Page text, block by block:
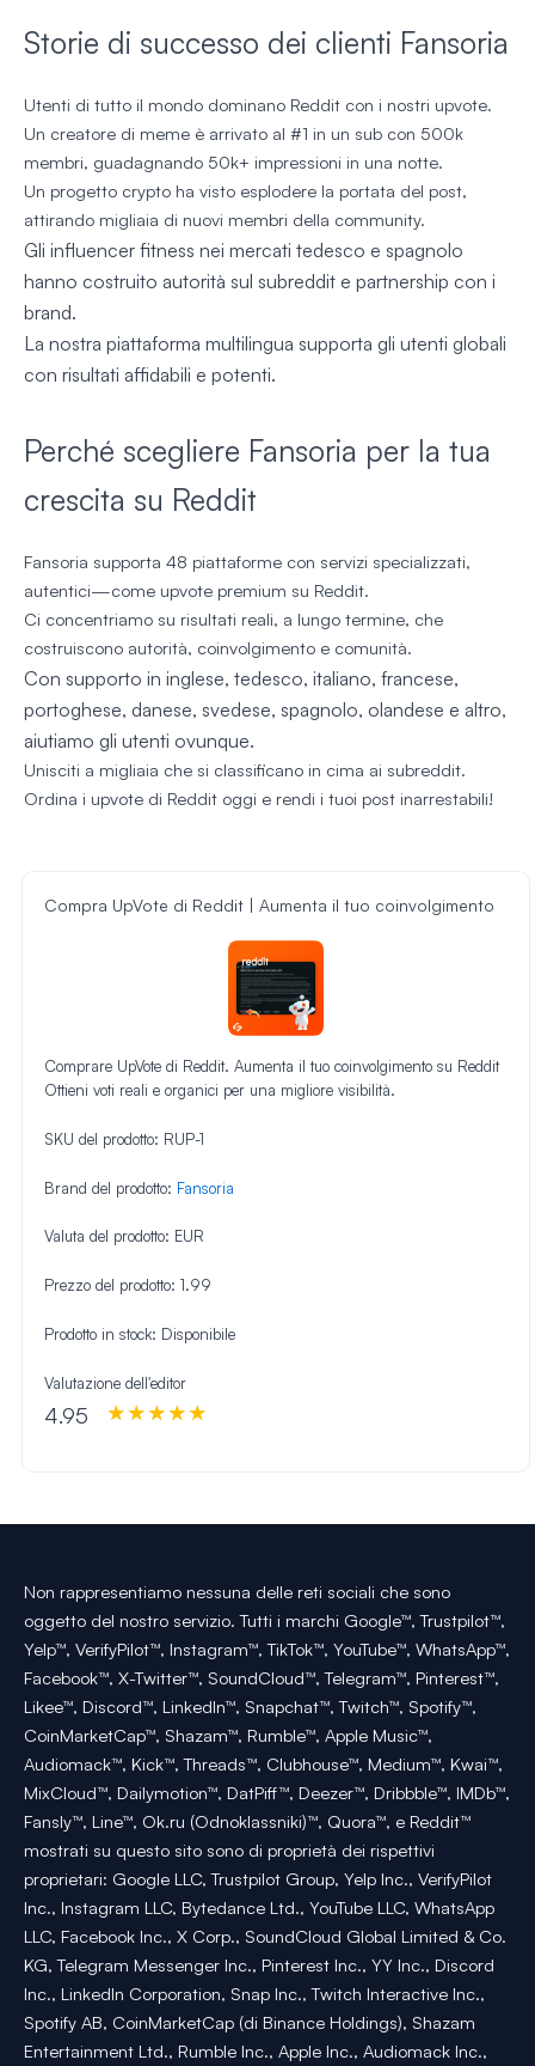
Storie di successo dei clienti Fansoria
Utenti di tutto il mondo dominano Reddit con i nostri upvote.
Un creatore di meme è arrivato al #1 in un sub con 500k
membri, guadagnando 50k+ impressioni in una notte.
Un progetto crypto ha visto esplodere la portata del post,
attirando migliaia di nuovi membri della community.
Gli influencer fitness nei mercati tedesco e spagnolo
hanno costruito autorità sul subreddit e partnership con i
brand.
La nostra piattaforma multilingua supporta gli utenti globali
con risultati affidabili e potenti.
Perché scegliere Fansoria per la tua
crescita su Reddit
Fansoria supporta 48 piattaforme con servizi specializzati,
autentici—come upvote premium su Reddit.
Ci concentriamo su risultati reali, a lungo termine, che
costruiscono autorità, coinvolgimento e comunità.
Con supporto in inglese, tedesco, italiano, francese,
portoghese, danese, svedese, spagnolo, olandese e altro,
aiutiamo gli utenti ovunque.
Unisciti a migliaia che si classificano in cima ai subreddit.
Ordina i upvote di Reddit oggi e rendi i tuoi post inarrestabili!
Compra UpVote di Reddit | Aumenta il tuo coinvolgimento
Comprare UpVote di Reddit. Aumenta il tuo coinvolgimento su Reddit
Ottieni voti reali e organici per una migliore visibilità.
SKU del prodotto: RUP-1
Brand del prodotto: Fansoria
Valuta del prodotto: EUR
Prezzo del prodotto: 1.99
Prodotto in stock: Disponibile
Valutazione dell'editor
4.95
Non rappresentiamo nessuna delle reti sociali che sono
oggetto del nostro servizio. Tutti i marchi Google™, Trustpilot™,
Yelp™, VerifyPilot™, Instagram™, TikTok™, YouTube™, WhatsApp™,
Facebook™, X-Twitter™, SoundCloud™, Telegram™, Pinterest™,
Likee™, Discord™, LinkedIn™, Snapchat™, Twitch™, Spotify™,
CoinMarketCap™, Shazam™, Rumble™, Apple Music™,
Audiomack™, Kick™, Threads™, Clubhouse™, Medium™, Kwai™,
MixCloud™, Dailymotion™, DatPiff™, Deezer™, Dribbble™, IMDb™,
Fansly™, Line™, Ok.ru (Odnoklassniki)™, Quora™, e Reddit™
mostrati su questo sito sono di proprietà dei rispettivi
proprietari: Google LLC, Trustpilot Group, Yelp Inc., VerifyPilot
Inc., Instagram LLC, Bytedance Ltd., YouTube LLC, WhatsApp
LLC, Facebook Inc., X Corp., SoundCloud Global Limited & Co.
KG, Telegram Messenger Inc., Pinterest Inc., YY Inc., Discord
Inc., LinkedIn Corporation, Snap Inc., Twitch Interactive Inc.,
Spotify AB, CoinMarketCap (di Binance Holdings), Shazam
Entertainment Ltd., Rumble Inc., Apple Inc., Audiomack Inc.,